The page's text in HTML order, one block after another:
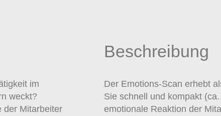
im
weckt?
der Mitarbeiter
Beschreibung
Der Emotions-Scan erhebt
Sie schnell und kompakt
emotionale Reaktion der